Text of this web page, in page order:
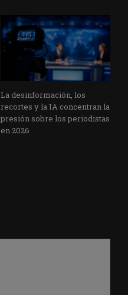
La desinformación, los
recortes y la IA concentran la
presión sobre los periodistas
en 2026